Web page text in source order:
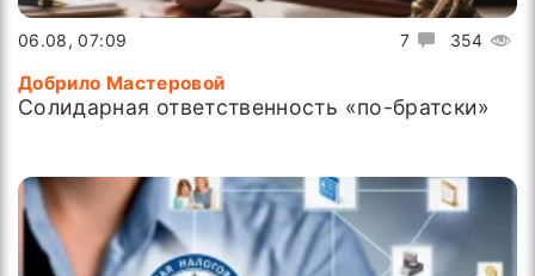
7 354
06.08, 07:09
Добрило Мастеровой
Солидарная ответственность «по-братски»